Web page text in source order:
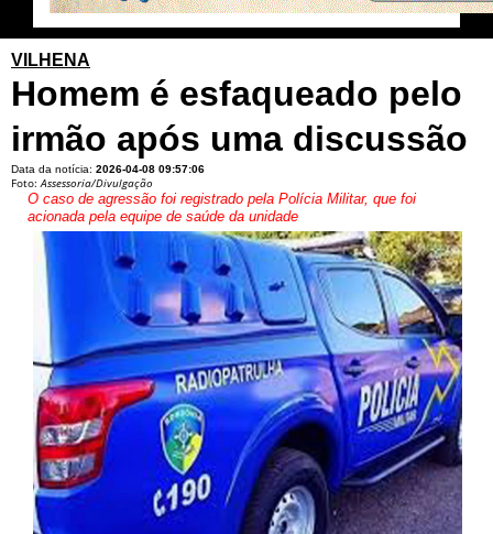
VILHENA
Homem é esfaqueado pelo
irmão após uma discussão
Data da notícia: 2026-04-08 09:57:06
Foto:Assessoria/Divulgação
O caso de agressão foi registrado pela Polícia Militar, que foi
acionada pela equipe de saúde da unidade